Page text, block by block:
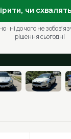
чи
· ні до чого не
рішення сьогодні